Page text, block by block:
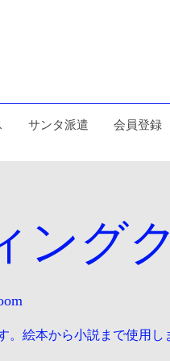
サンタ派遣 会員登録
ング
。絵本から小説まで使用し